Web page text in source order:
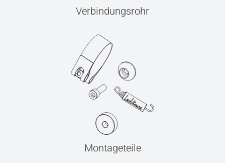
Verbindungsrohr
Montageteile